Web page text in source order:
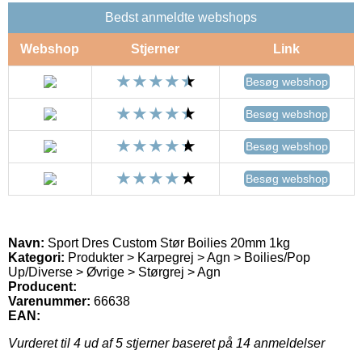
Bedst anmeldte webshops
Webshop Stjerner Link
Besøg webshop
Besøg webshop
Besøg webshop
Besøg webshop
Navn: Sport Dres Custom Stør Boilies 20mm 1kg
Kategori: Produkter > Karpegrej > Agn > Boilies/Pop
Up/Diverse > Øvrige > Størgrej > Agn
Producent:
Varenummer: 66638
EAN:
Vurderet til 4 ud af 5 stjerner baseret på 14 anmeldelser